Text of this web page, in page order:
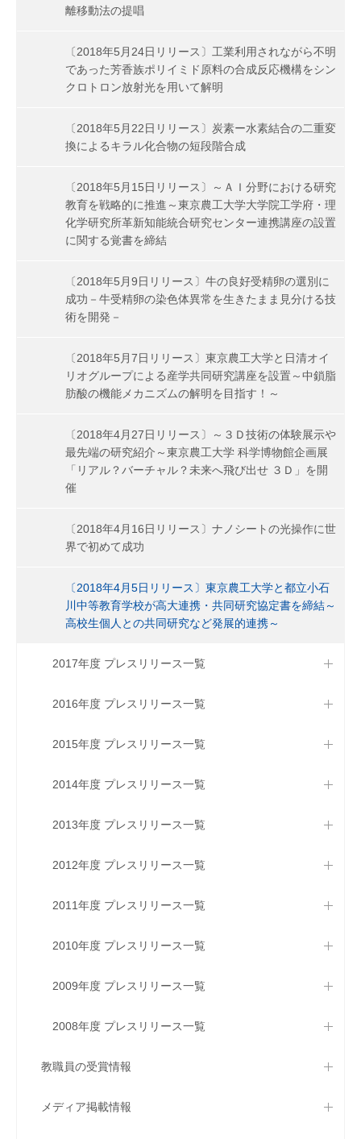
離移動法の提唱
〔2018年5月24日リリース〕工業利用されながら不明
であった芳香族ポリイミド原料の合成反応機構をシン
クロトロン放射光を用いて解明
〔2018年5月22日リリース〕炭素ー水素結合の二重変
換によるキラル化合物の短段階合成
〔2018年5月15日リリース〕～ＡＩ分野における研究
教育を戦略的に推進～東京農工大学大学院工学府・理
化学研究所革新知能統合研究センター連携講座の設置
に関する覚書を締結
〔2018年5月9日リリース〕牛の良好受精卵の選別に
成功－牛受精卵の染色体異常を生きたまま見分ける技
術を開発－
〔2018年5月7日リリース〕東京農工大学と日清オイ
リオグループによる産学共同研究講座を設置～中鎖脂
肪酸の機能メカニズムの解明を目指す！～
〔2018年4月27日リリース〕～３Ｄ技術の体験展示や
最先端の研究紹介～東京農工大学 科学博物館企画展
「リアル？バーチャル？未来へ飛び出せ ３Ｄ」を開
催
〔2018年4月16日リリース〕ナノシートの光操作に世
界で初めて成功
〔2018年4月5日リリース〕東京農工大学と都立小石
川中等教育学校が高大連携・共同研究協定書を締結～
高校生個人との共同研究など発展的連携～
2017年度 プレスリリース一覧
2016年度 プレスリリース一覧
2015年度 プレスリリース一覧
2014年度 プレスリリース一覧
2013年度 プレスリリース一覧
2012年度 プレスリリース一覧
2011年度 プレスリリース一覧
2010年度 プレスリリース一覧
2009年度 プレスリリース一覧
2008年度 プレスリリース一覧
教職員の受賞情報
メディア掲載情報